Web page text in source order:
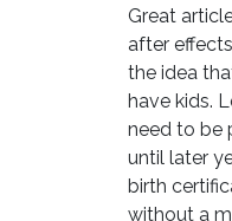
Great
after
the idea
have kids.
need to be
until later
birth
without a